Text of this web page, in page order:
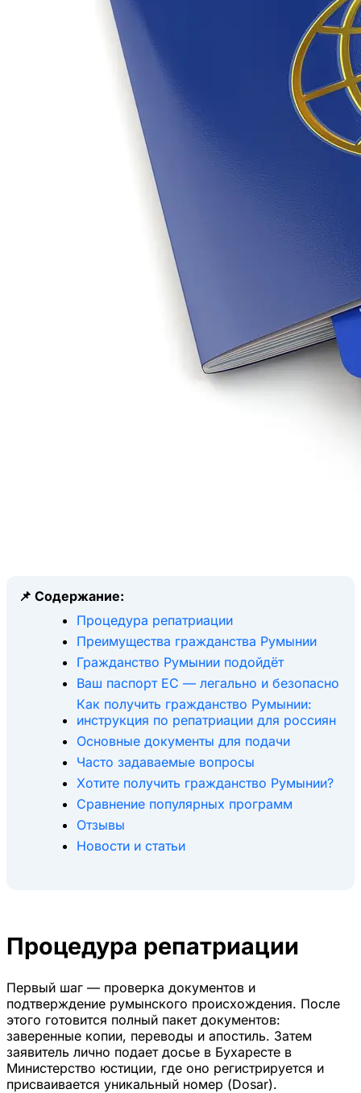
📌 Содержание:
Процедура репатриации
Преимущества гражданства Румынии
Гражданство Румынии подойдёт
Ваш паспорт ЕС — легально и безопасно
Как получить гражданство Румынии:
инструкция по репатриации для россиян
Основные документы для подачи
Часто задаваемые вопросы
Хотите получить гражданство Румынии?
Сравнение популярных программ
Отзывы
Новости и статьи
Процедура репатриации
Первый шаг — проверка документов и
подтверждение румынского происхождения. После
этого готовится полный пакет документов:
заверенные копии, переводы и апостиль. Затем
заявитель лично подает досье в Бухаресте в
Министерство юстиции, где оно регистрируется и
присваивается уникальный номер (Dosar).